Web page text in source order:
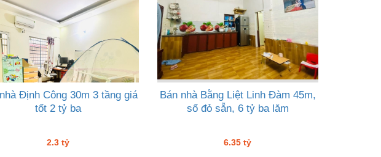
Định Công 30m 3 tầng giá
tốt 2 tỷ ba
2.3 tỷ
Bán nhà Bằng Liệt Linh Đàm 45m,
sổ đỏ sẵn, 6 tỷ ba lăm
6.35 tỷ